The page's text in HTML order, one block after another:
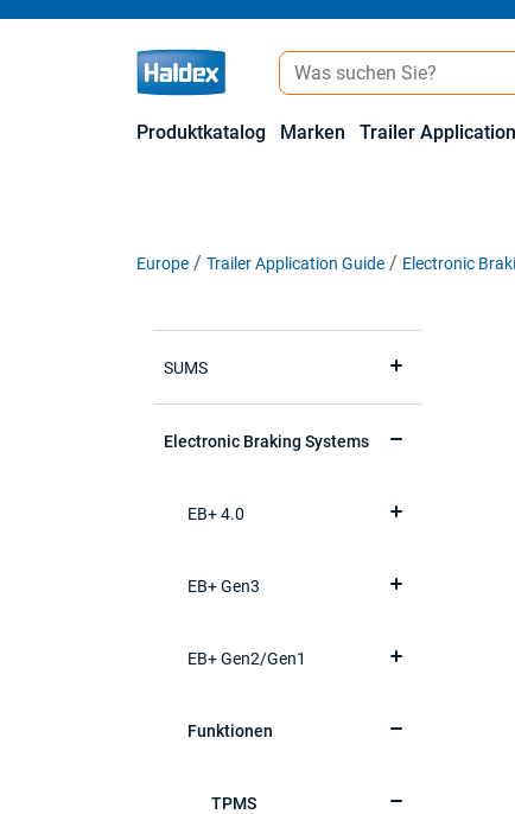
Produktkatalog Marken Trailer
Europe Trailer Application Guide Electronic
SUMS
Electronic Braking Systems
EB+ 4.0
EB+ Gen3
EB+ Gen2/Gen1
Funktionen
TPMS